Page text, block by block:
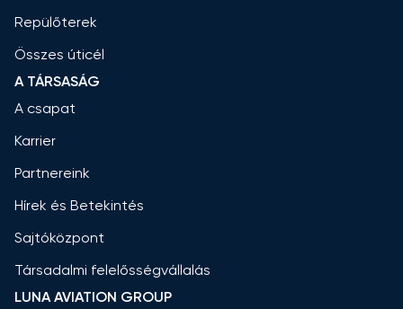
Repülőterek
Összes úticél
A TÁRSASÁG
A csapat
Karrier
Partnereink
Hírek és Betekintés
Sajtóközpont
Társadalmi felelősségvállalás
LUNA AVIATION GROUP